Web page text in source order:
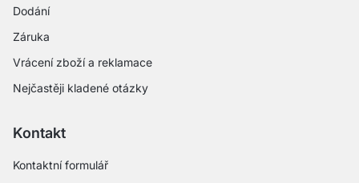
Dodání
Záruka
Vrácení zboží a reklamace
Nejčastěji kladené otázky
Kontakt
Kontaktní formulář